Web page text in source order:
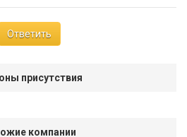
Ответить
присутствия
компании